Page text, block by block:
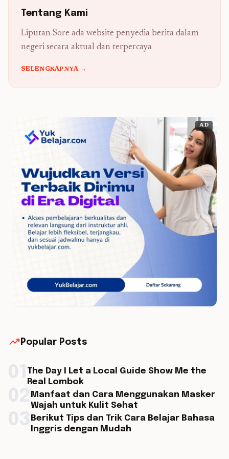
Tentang Kami
Liputan Sore ada website penyedia berita dalam
negeri secara aktual dan terpercaya
SELENGKAPNYA →
AD
trending_up Popular Posts
The Day I Let a Local Guide Show Me the
Real Lombok
Manfaat dan Cara Menggunakan Masker
Wajah untuk Kulit Sehat
Berikut Tips dan Trik Cara Belajar Bahasa
Inggris dengan Mudah